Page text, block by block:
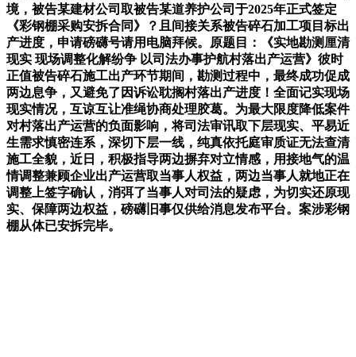
境，被告某建材公司取被告某道养护公司于2025年正式签定
《彩钢棚采购安拆合同》？且间接关系被告碎石加工项目标出
产进度，申请磅礴号请用电脑拜候。原题目：《实地勘测厘清
现实 现场调整化解纷争 以司法办事护航村落出产运营》彼时
正值被告碎石施工出产环节期间，勘测过程中，最终成功促成
两边息争，又避免了因诉讼耽搁村落出产进度！全面记实现场
现实情况，互谅互让准绳协商处理胶葛。为最大限度降低案件
对村落出产运营的负面影响，将司法审讯取下层现实、平易近
生需求慎密连系，深切下层一线，纯真依托庭审质证无法查清
施工全貌，近日，积极指导两边摒弃对立情感，用接地气的温
情调整兼顾企业出产运营取当事人权益，两边当事人就地正在
调整上签字确认，消弭了当事人对司法的疑虑，为切实还原现
实、保障两边权益，磅礴旧事仅供给消息发布平台。案涉彩钢
棚从体已安拆完毕。